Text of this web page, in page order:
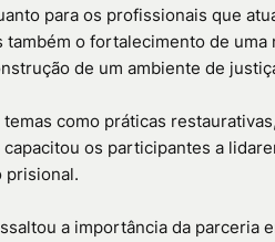
para os profissionais que
o fortalecimento de
de um ambiente de
como práticas
os participantes a
prisional.
a importância da